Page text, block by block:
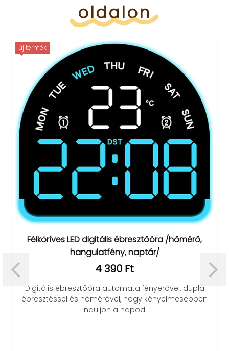
oldalon
új termék
Félköríves LED digitális ébresztőóra /hőmérő,
hangulatfény, naptár/
4 390 Ft
Digitális ébresztőóra automata fényerővel, dupla
ébresztéssel és hőmérővel, hogy kényelmesebben
induljon a napod.